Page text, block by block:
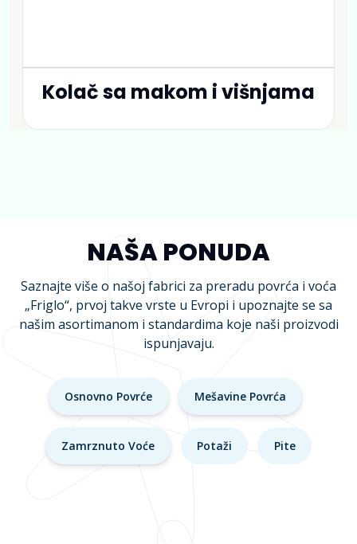
Kolač sa makom i višnjama
NAŠA PONUDA
Saznajte više o našoj fabrici za preradu povrća i voća
„Friglo“, prvoj takve vrste u Evropi i upoznajte se sa
našim asortimanom i standardima koje naši proizvodi
ispunjavaju.
Osnovno Povrće Mešavine Povrća
Zamrznuto Voće Potaži Pite